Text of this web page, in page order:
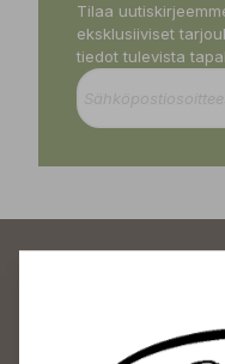
Tilaa
eksklusiiviset
tiedot tulevista